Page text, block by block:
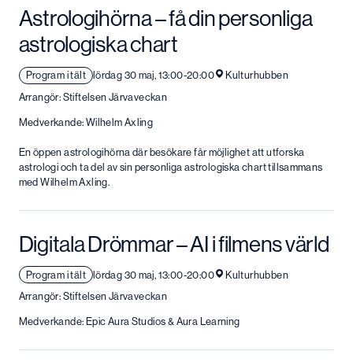
Astrologihörna – få din personliga
astrologiska chart
Program i tält lördag 30 maj, 13:00-20:00
Kulturhubben
Arrangör: Stiftelsen Järvaveckan
Medverkande: Wilhelm Axling
En öppen astrologihörna där besökare får möjlighet att utforska
astrologi och ta del av sin personliga astrologiska chart tillsammans
med Wilhelm Axling.
Digitala Drömmar – AI i filmens värld
Program i tält lördag 30 maj, 13:00-20:00
Kulturhubben
Arrangör: Stiftelsen Järvaveckan
Medverkande: Epic Aura Studios & Aura Learning